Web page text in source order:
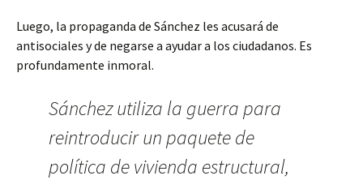
Luego, la propaganda de Sánchez les acusará de
antisociales y de negarse a ayudar a los ciudadanos. Es
profundamente inmoral.
Sánchez utiliza la guerra para
reintroducir un paquete de
política de vivienda estructural,